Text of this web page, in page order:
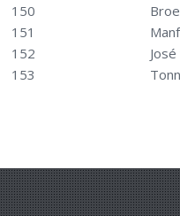
150
151
152
153